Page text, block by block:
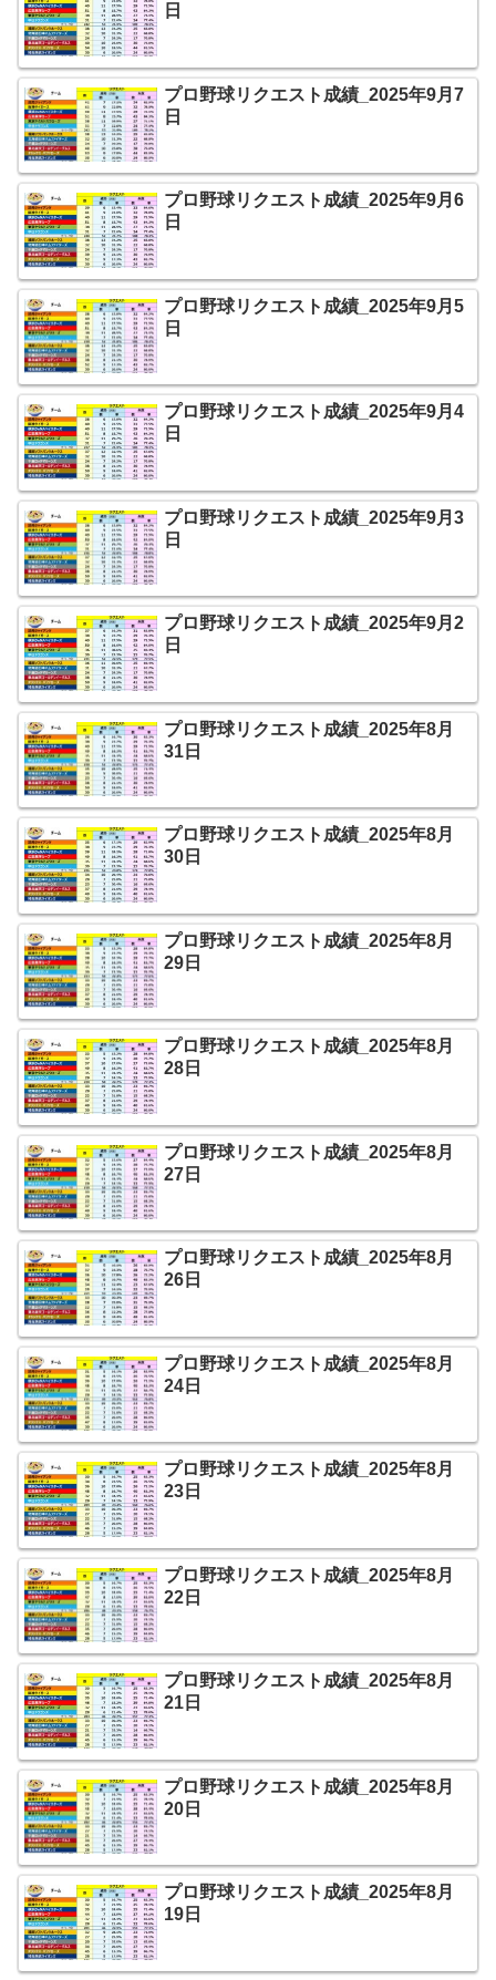
日
プロ野球リクエスト成績_2025年9月7
日
プロ野球リクエスト成績_2025年9月6
日
プロ野球リクエスト成績_2025年9月5
日
プロ野球リクエスト成績_2025年9月4
日
プロ野球リクエスト成績_2025年9月3
日
プロ野球リクエスト成績_2025年9月2
日
プロ野球リクエスト成績_2025年8月
31日
プロ野球リクエスト成績_2025年8月
30日
プロ野球リクエスト成績_2025年8月
29日
プロ野球リクエスト成績_2025年8月
28日
プロ野球リクエスト成績_2025年8月
27日
プロ野球リクエスト成績_2025年8月
26日
プロ野球リクエスト成績_2025年8月
24日
プロ野球リクエスト成績_2025年8月
23日
プロ野球リクエスト成績_2025年8月
22日
プロ野球リクエスト成績_2025年8月
21日
プロ野球リクエスト成績_2025年8月
20日
プロ野球リクエスト成績_2025年8月
19日